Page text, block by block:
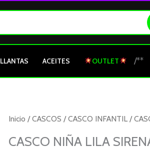
LLANTAS ACEITES OUTLET /**
Inicio /CASCOS /CASCO INFANTIL /
CASCO NIÑA LILA